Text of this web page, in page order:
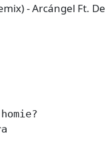
- Arcángel Ft. De